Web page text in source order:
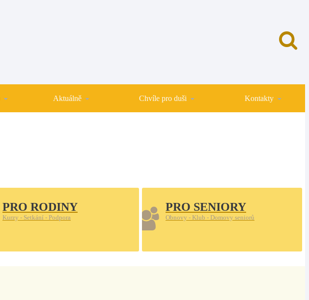
Aktuálně Chvíle pro duši Kontakty
PRO RODINY
Kurzy - Setkání - Podpora
PRO SENIORY
Obnovy - Klub - Domovy seniorů